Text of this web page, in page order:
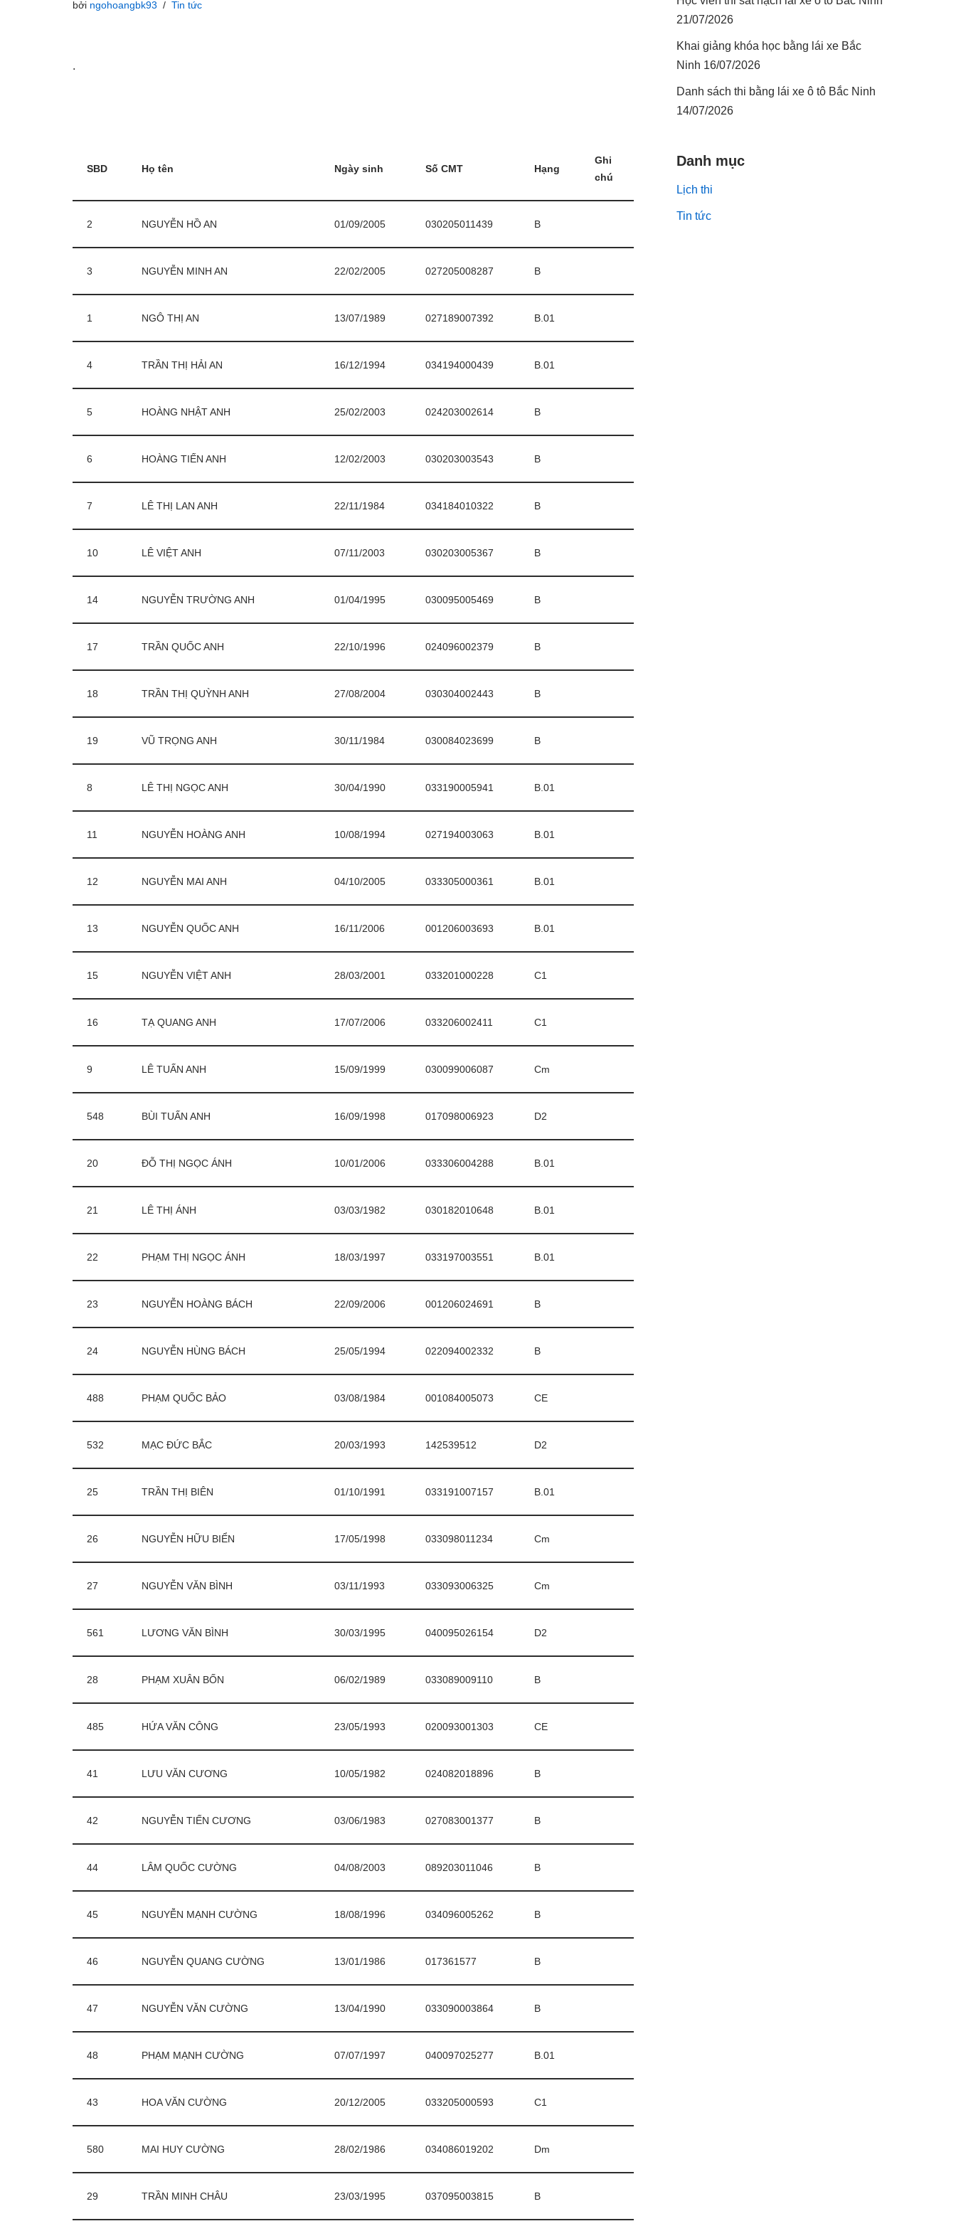
bởi ngohoangbk93 Tin tức
.
SBD Họ tên Ngày sinh Số CMT Hạng
Ghi
chú
2 NGUYỄN HỒ AN 01/09/2005 030205011439 B
3 NGUYỄN MINH AN 22/02/2005 027205008287 B
1 NGÔ THỊ AN 13/07/1989 027189007392 B.01
4 TRẦN THỊ HẢI AN 16/12/1994 034194000439 B.01
5 HOÀNG NHẬT ANH 25/02/2003 024203002614 B
6 HOÀNG TIẾN ANH 12/02/2003 030203003543 B
7 LÊ THỊ LAN ANH 22/11/1984 034184010322 B
10 LÊ VIỆT ANH 07/11/2003 030203005367 B
14 NGUYỄN TRƯỜNG ANH 01/04/1995 030095005469 B
17 TRẦN QUỐC ANH 22/10/1996 024096002379 B
18 TRẦN THỊ QUỲNH ANH 27/08/2004 030304002443 B
19 VŨ TRỌNG ANH 30/11/1984 030084023699 B
8 LÊ THỊ NGỌC ANH 30/04/1990 033190005941 B.01
11 NGUYỄN HOÀNG ANH 10/08/1994 027194003063 B.01
12 NGUYỄN MAI ANH 04/10/2005 033305000361 B.01
13 NGUYỄN QUỐC ANH 16/11/2006 001206003693 B.01
15 NGUYỄN VIỆT ANH 28/03/2001 033201000228 C1
16 TẠ QUANG ANH 17/07/2006 033206002411 C1
9 LÊ TUẤN ANH 15/09/1999 030099006087 Cm
548 BÙI TUẤN ANH 16/09/1998 017098006923 D2
20 ĐỖ THỊ NGỌC ÁNH 10/01/2006 033306004288 B.01
21 LÊ THỊ ÁNH 03/03/1982 030182010648 B.01
22 PHẠM THỊ NGỌC ÁNH 18/03/1997 033197003551 B.01
23 NGUYỄN HOÀNG BÁCH 22/09/2006 001206024691 B
24 NGUYỄN HÙNG BÁCH 25/05/1994 022094002332 B
488 PHẠM QUỐC BẢO 03/08/1984 001084005073 CE
532 MẠC ĐỨC BẮC 20/03/1993 142539512 D2
25 TRẦN THỊ BIÊN 01/10/1991 033191007157 B.01
26 NGUYỄN HỮU BIỂN 17/05/1998 033098011234 Cm
27 NGUYỄN VĂN BÌNH 03/11/1993 033093006325 Cm
561 LƯƠNG VĂN BÌNH 30/03/1995 040095026154 D2
28 PHẠM XUÂN BỐN 06/02/1989 033089009110 B
485 HỨA VĂN CÔNG 23/05/1993 020093001303 CE
41 LƯU VĂN CƯƠNG 10/05/1982 024082018896 B
42 NGUYỄN TIẾN CƯƠNG 03/06/1983 027083001377 B
44 LÂM QUỐC CƯỜNG 04/08/2003 089203011046 B
45 NGUYỄN MẠNH CƯỜNG 18/08/1996 034096005262 B
46 NGUYỄN QUANG CƯỜNG 13/01/1986 017361577 B
47 NGUYỄN VĂN CƯỜNG 13/04/1990 033090003864 B
48 PHẠM MẠNH CƯỜNG 07/07/1997 040097025277 B.01
43 HOA VĂN CƯỜNG 20/12/2005 033205000593 C1
580 MAI HUY CƯỜNG 28/02/1986 034086019202 Dm
29 TRẦN MINH CHÂU 23/03/1995 037095003815 B
21/07/2026
Khai giảng khóa học bằng lái xe Bắc
Ninh 16/07/2026
Danh sách thi bằng lái xe ô tô Bắc Ninh
14/07/2026
Danh mục
Lịch thi
Tin tức